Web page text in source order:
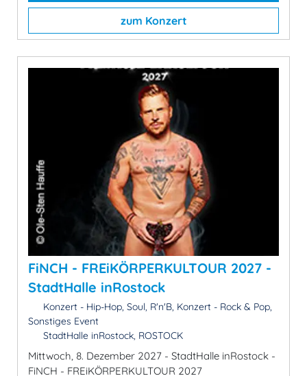
zum Konzert
FiNCH - FREiKÖRPERKULTOUR 2027 -
StadtHalle inRostock
Konzert - Hip-Hop, Soul, R'n'B, Konzert - Rock & Pop,
Sonstiges Event
StadtHalle inRostock, ROSTOCK
Mittwoch, 8. Dezember 2027 - StadtHalle inRostock -
FiNCH - FREiKÖRPERKULTOUR 2027